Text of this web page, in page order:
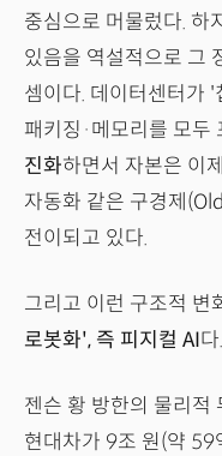
중심으로 머물렀다. 하
있음을 역설적으로 그
셈이다. 데이터센터가
패키징·메모리를 모두
진화하면서 자본은 이
자동화 같은 구경제
전이되고 있다.
그리고 이런 구조적 변
로봇화', 즉 피지컬 AI다.
젠슨 황 방한의 물리적
현대차가 9조 원(약 59